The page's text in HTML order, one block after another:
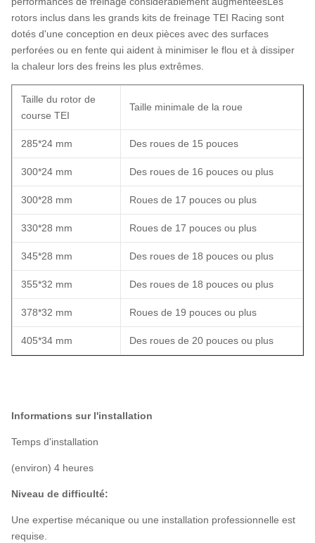
rotors inclus dans les grands kits de freinage TEI Racing sont
dotés d'une conception en deux pièces avec des surfaces
perforées ou en fente qui aident à minimiser le flou et à dissiper
la chaleur lors des freins les plus extrêmes.
Taille du rotor de
course TEI
Taille minimale de la roue
285*24 mm Des roues de 15 pouces
300*24 mm Des roues de 16 pouces ou plus
300*28 mm Roues de 17 pouces ou plus
330*28 mm Roues de 17 pouces ou plus
345*28 mm Des roues de 18 pouces ou plus
355*32 mm Des roues de 18 pouces ou plus
378*32 mm Roues de 19 pouces ou plus
405*34 mm Des roues de 20 pouces ou plus
Informations sur l'installation
Temps d'installation
(environ) 4 heures
Niveau de difficulté:
Une expertise mécanique ou une installation professionnelle est
requise.